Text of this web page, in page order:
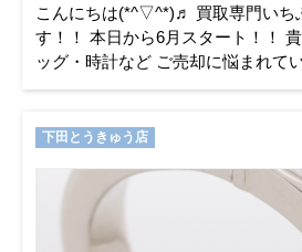
こんにちは(*^▽^*)♬ 買取専門いち
す！！ 本日から6月スタート！！
ッグ・時計など ご売却に悩まれて
待ちしております！！ さて、本日
下田とうきゅう店